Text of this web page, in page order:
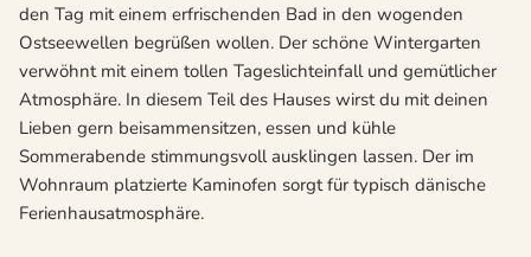
den Tag mit einem erfrischenden Bad in den wogenden
Ostseewellen begrüßen wollen. Der schöne Wintergarten
verwöhnt mit einem tollen Tageslichteinfall und gemütlicher
Atmosphäre. In diesem Teil des Hauses wirst du mit deinen
Lieben gern beisammensitzen, essen und kühle
Sommerabende stimmungsvoll ausklingen lassen. Der im
Wohnraum platzierte Kaminofen sorgt für typisch dänische
Ferienhausatmosphäre.